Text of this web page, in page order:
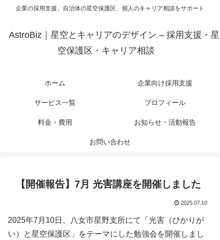
企業の採用支援、自治体の星空保護区、個人のキャリア相談をサポート
AstroBiz｜星空とキャリアのデザイン – 採用支援・星
空保護区・キャリア相談
ホーム 企業向け採用支援
サービス一覧 プロフィール
料金・費用 お知らせ・活動報告
お問い合わせ
【開催報告】7月 光害講座を開催しました
2025.07.10
2025年7月10日、八女市星野支所にて「光害（ひかりが
い）と星空保護区」をテーマにした勉強会を開催しまし